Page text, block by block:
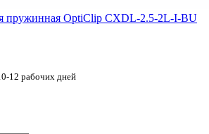
пружинная OptiClip CXDL-2.5-2L-I-BU
12 рабочих дней